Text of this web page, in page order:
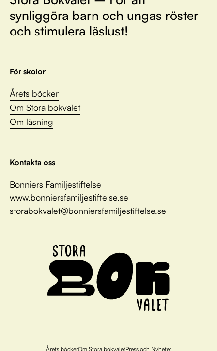
synliggöra barn och ungas röster
och stimulera läslust!
För skolor
Årets böcker
Om Stora bokvalet
Om läsning
Kontakta oss
Bonniers Familjestiftelse
www.bonniersfamiljestiftelse.se
storabokvalet@bonniersfamiljestiftelse.se
Årets böckerOm Stora bokvaletPress och Nyheter